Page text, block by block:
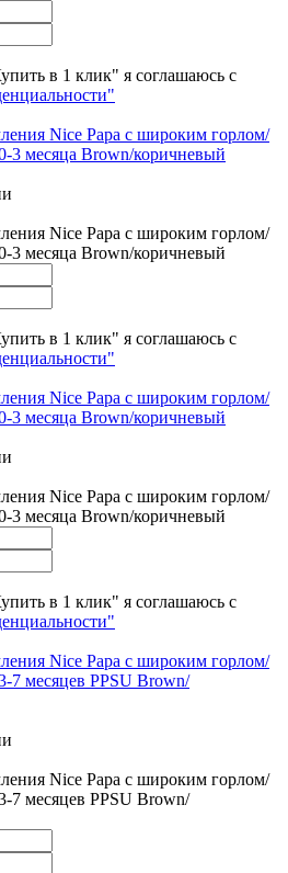
в 1 клик" я соглашаюсь с
Nice Papa с широким горлом/
3 месяца Brown/коричневый
Nice Papa с широким горлом/
3 месяца Brown/коричневый
в 1 клик" я соглашаюсь с
Nice Papa с широким горлом/
3 месяца Brown/коричневый
Nice Papa с широким горлом/
3 месяца Brown/коричневый
в 1 клик" я соглашаюсь с
Nice Papa с широким горлом/
7 месяцев PPSU Brown/
Nice Papa с широким горлом/
7 месяцев PPSU Brown/